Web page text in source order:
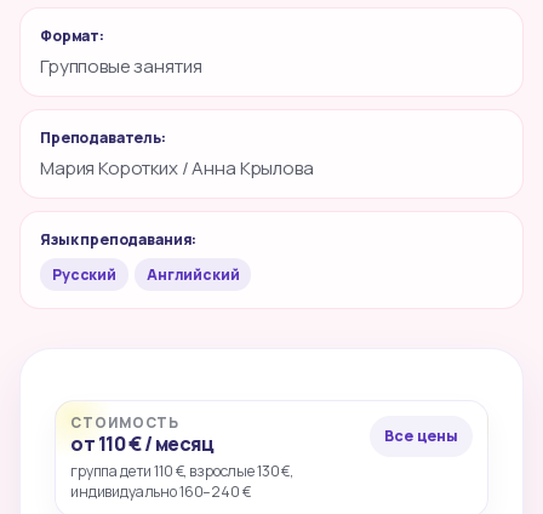
Формат:
Групповые занятия
Преподаватель:
Мария Коротких / Анна Крылова
Язык преподавания:
Русский
Английский
СТОИМОСТЬ
от 110 € / месяц
группа дети 110 €, взрослые 130 €,
индивидуально 160–240 €
Все цены